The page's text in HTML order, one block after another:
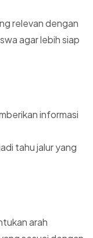
relevan dengan
agar lebih siap
informasi
tahu jalur yang
arah